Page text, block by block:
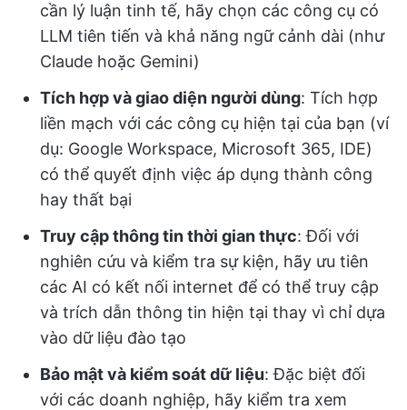
cần lý luận tinh tế, hãy chọn các công cụ có
LLM tiên tiến và khả năng ngữ cảnh dài (như
Claude hoặc Gemini)
Tích hợp và giao diện người dùng: Tích hợp
liền mạch với các công cụ hiện tại của bạn (ví
dụ: Google Workspace, Microsoft 365, IDE)
có thể quyết định việc áp dụng thành công
hay thất bại
Truy cập thông tin thời gian thực: Đối với
nghiên cứu và kiểm tra sự kiện, hãy ưu tiên
các AI có kết nối internet để có thể truy cập
và trích dẫn thông tin hiện tại thay vì chỉ dựa
vào dữ liệu đào tạo
Bảo mật và kiểm soát dữ liệu: Đặc biệt đối
với các doanh nghiệp, hãy kiểm tra xem